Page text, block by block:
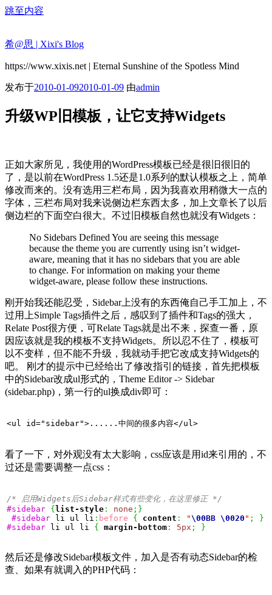
跳至内容
希@思 | Xixi's Blog
https://www.xixis.net | Eternal Sunshine of the Spotless Mind
发布于2010-01-092010-01-09 由admin
升级WP旧模板，让它支持Widgets
正如大家所见，我使用的WordPress模板已经是很旧很旧的
了，是以前在WordPress 1.5还是1.0系列的默认模板之上，简单
修改而来的。没有选用三栏布局，因为我喜欢用稍微大一点的
字体，三栏布局对我来说侧边栏东西太多，加上文章长了以后
侧边栏的下面空白很大。不过旧模板自然也就没有Widgets：
No Sidebars Defined You are seeing this message
because the theme you are currently using isn’t widget-
aware, meaning that it has no sidebars that you are able
to change. For information on making your theme
widget-aware, please follow these instructions.
刚开始我还能忍受，Sidebar上没有的东西俺自己手工加上，不
过用上Simple Tags插件之后，感叹到了插件和Tags的强大，
Relate Post很方便，可Relate Tags就是出不来，探查一番，原
因应该就是我的模板不支持Widgets。所以忍不住了，模板可
以不变样，但不能不升级，我就动手把它改成支持Widgets的
吧。 刚才的提示中已经给出了修改指引的链接，首先把模板
中的Sidebar改成ul形式的，Theme Editor -> Sidebar
(sidebar.php)，第一行的ul换成div即可：
<ul id="sidebar">......中间的很多内容</ul>
看了一下，对外观没有太大影响，css应该是用id来引用的，不
过还是需要调整一点css：
/* 启用Widgets后Sidebar样式有些变化，在这里修正 */
#sidebar { list-style : none ; }
#sidebar li ul li : before { content : "\00BB \0020 " ;
}
#sidebar li ul li { margin-bottom : 5px ; }
然后还是修改Sidebar模板文件，加入是否有动态Sidebar的检
查、如果有就调入的PHP代码：